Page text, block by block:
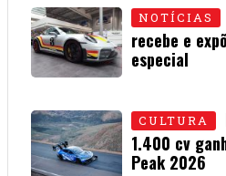
NOTÍCIAS
recebe e
especial
CULTURA
1.400 cv
Peak 2026